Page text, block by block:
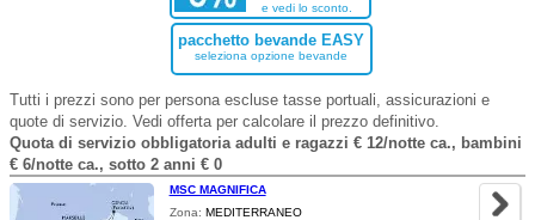
e vedi lo sconto.
pacchetto bevande EASY
seleziona opzione bevande
Tutti i prezzi sono per persona escluse tasse portuali, assicurazioni e
quote di servizio. Vedi offerta per calcolare il prezzo definitivo.
Quota di servizio obbligatoria adulti e ragazzi € 12/notte ca., bambini
€ 6/notte ca., sotto 2 anni € 0
MSC MAGNIFICA
Zona: MEDITERRANEO